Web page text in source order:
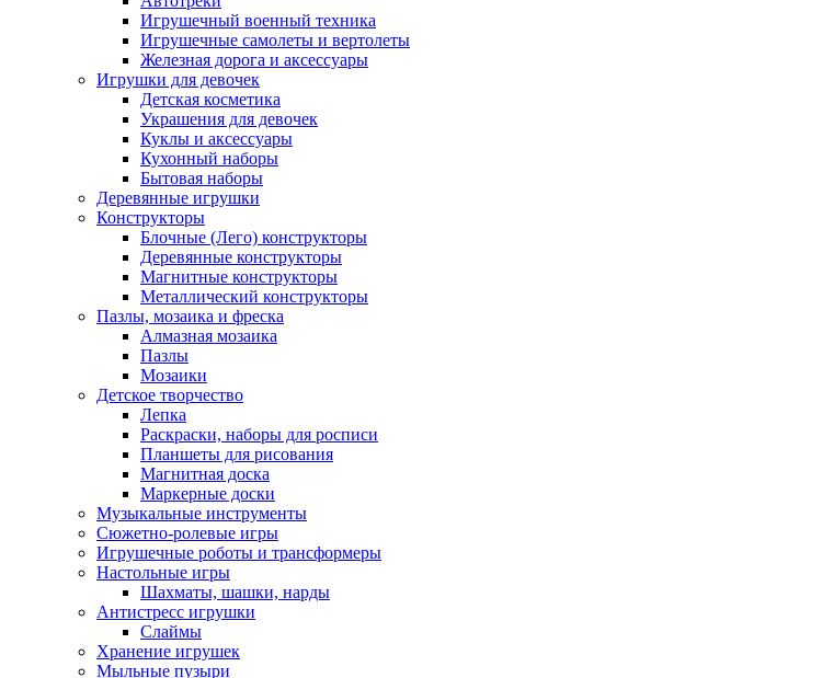
Игрушечный военный техника
Игрушечные самолеты и вертолеты
Железная дорога и аксессуары
Игрушки для девочек
Детская косметика
Украшения для девочек
Куклы и аксессуары
Кухонный наборы
Бытовая наборы
Деревянные игрушки
Конструкторы
Блочные (Лего) конструкторы
Деревянные конструкторы
Магнитные конструкторы
Металлический конструкторы
Пазлы, мозаика и фреска
Алмазная мозаика
Пазлы
Мозаики
Детское творчество
Лепка
Раскраски, наборы для росписи
Планшеты для рисования
Магнитная доска
Маркерные доски
Музыкальные инструменты
Сюжетно-ролевые игры
Игрушечные роботы и трансформеры
Настольные игры
Шахматы, шашки, нарды
Антистресс игрушки
Слаймы
Хранение игрушек
Мыльные пузыри